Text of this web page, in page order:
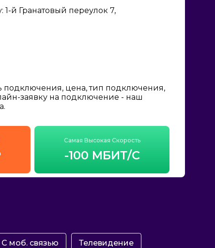
й Гранатовый переулок 7,
подключения, цена, тип подключения,
заявку на подключение - наш
Самая Высокая Скорость
-100 МБИТ/С
С моб. связью Телевидение